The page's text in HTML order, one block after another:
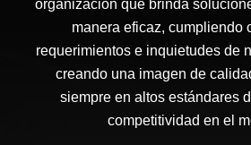
organización que brinda
manera eficaz, cumpliendo
requerimientos e inquietudes de
creando una imagen de
siempre en altos estándares
competitividad en el